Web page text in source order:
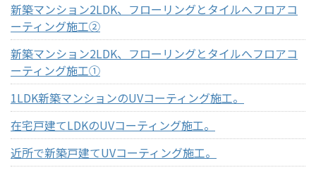
新築マンション2LDK、フローリングとタイルへフロアコ
ーティング施工②
新築マンション2LDK、フローリングとタイルへフロアコ
ーティング施工①
1LDK新築マンションのUVコーティング施工。
在宅戸建てLDKのUVコーティング施工。
近所で新築戸建てUVコーティング施工。